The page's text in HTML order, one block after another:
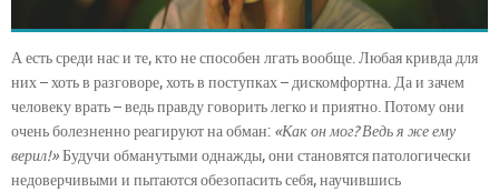
А есть среди нас и те, кто не способен лгать вообще. Любая кривда для
них – хоть в разговоре, хоть в поступках – дискомфортна. Да и зачем
человеку врать – ведь правду говорить легко и приятно. Потому они
очень болезненно реагируют на обман: «Как он мог? Ведь я же ему
верил!»Будучи обманутыми однажды, они становятся патологически
недоверчивыми и пытаются обезопасить себя, научившись